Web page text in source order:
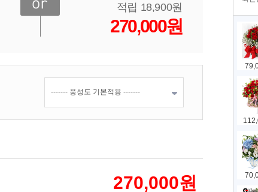
적립 18,900원
270,000원
270,000원